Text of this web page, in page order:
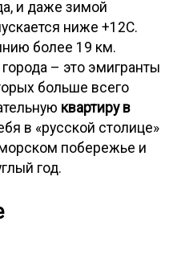
и даже зимой
ниже +12С.
более 19 км.
– это эмигранты
больше всего
квартиру в
в «русской столице»
побережье и
год.